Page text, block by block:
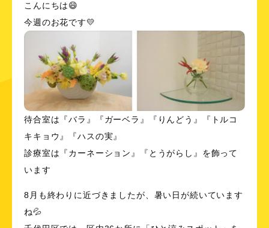
こんにちは😄
今週のお花です💛
待合室は『バラ』『ガーベラ』『りんどう』『トルコ
キキョウ』『ハスの実』
診療室は『カーネーション』『とうがらし』を飾って
います
8月も終わりに近づきましたが、暑い日が続いています
ね💦